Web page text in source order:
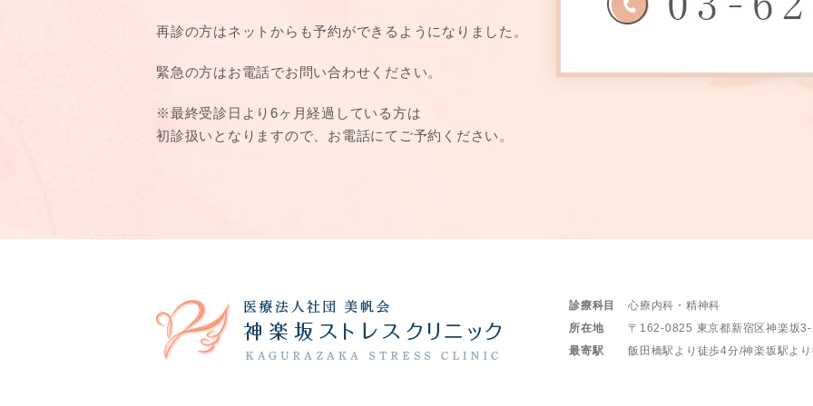
再診の方はネットからも予約ができるようになりました。
緊急の方はお電話でお問い合わせください。
※最終受診日より6ヶ月経過している方は
初診扱いとなりますので、お電話にてご予約ください。
診療科目
心療内科・精神科
所在地
〒162-0825 東京都新宿区神楽坂
最寄駅
飯田橋駅より徒歩4分/神楽坂駅よ